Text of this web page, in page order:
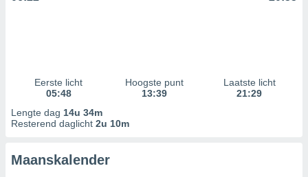
Eerste licht
05:48
Hoogste punt
13:39
Laatste licht
21:29
Lengte dag 14u 34m
Resterend daglicht 2u 10m
Maanskalender